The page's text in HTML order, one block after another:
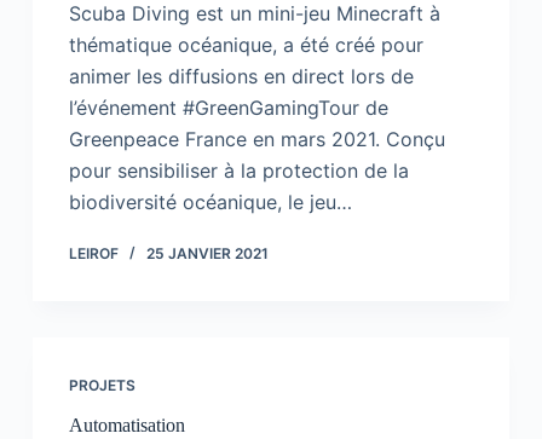
Scuba Diving est un mini-jeu Minecraft à
thématique océanique, a été créé pour
animer les diffusions en direct lors de
l’événement #GreenGamingTour de
Greenpeace France en mars 2021. Conçu
pour sensibiliser à la protection de la
biodiversité océanique, le jeu…
LEIROF 25 JANVIER 2021
PROJETS
Automatisation